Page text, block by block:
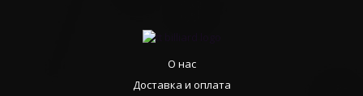
О нас
Доставка и оплата